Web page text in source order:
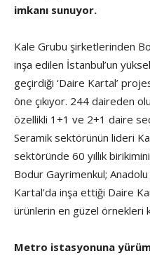
imkanı sunuyor.
Kale Grubu şirketlerinden
inşa edilen İstanbul’un
geçirdiği ‘Daire Kartal’
öne çıkıyor. 244 daireden
özellikli 1+1 ve 2+1 daire
Seramik sektörünün lideri
sektöründe 60 yıllık
Bodur Gayrimenkul; Anadolu
Kartal’da inşa ettiği Daire
ürünlerin en güzel örnekleri
Metro istasyonuna